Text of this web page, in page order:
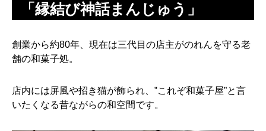
「縁結び神話まんじゅう」
創業から約80年、現在は三代目の店主がのれんを守る老
舗の和菓子処。
店内には屏風や招き猫が飾られ、‟これぞ和菓子屋”と言
いたくなる昔ながらの和空間です。